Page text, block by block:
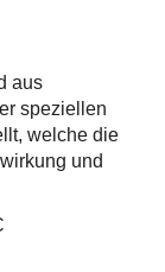
aus
speziellen
welche die
und